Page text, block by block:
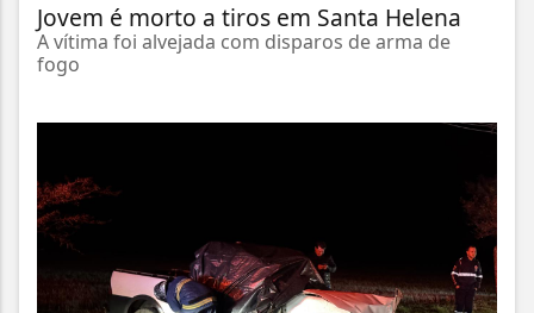
Jovem é morto a tiros em Santa Helena
A vítima foi alvejada com disparos de arma de
fogo